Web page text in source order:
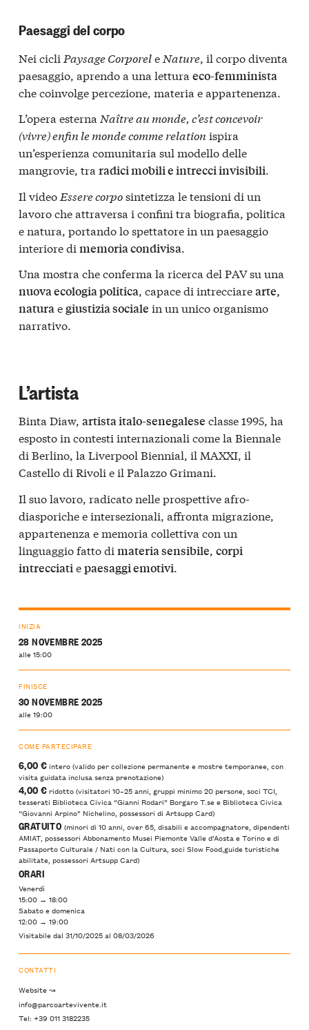
Paesaggi del corpo
Nei cicli Paysage Corporele Nature , il corpo diventa
paesaggio, aprendo a una lettura eco-femminista
che coinvolge percezione, materia e appartenenza.
L’opera esterna Naître au monde, c’est concevoir
(vivre) enfin le monde comme relation ispira
un’esperienza comunitaria sul modello delle
mangrovie, tra radici mobili e intrecci invisibili.
Il video Essere corposintetizza le tensioni di un
lavoro che attraversa i confini tra biografia, politica
e natura, portando lo spettatore in un paesaggio
interiore di memoria condivisa.
Una mostra che conferma la ricerca del PAV su una
nuova ecologia politica, capace di intrecciarearte,
naturaegiustizia sociale in un unico organismo
narrativo.
L’artista
Binta Diaw, artista italo-senegalese classe 1995, ha
esposto in contesti internazionali come la Biennale
di Berlino, la Liverpool Biennial, il MAXXI, il
Castello di Rivoli e il Palazzo Grimani.
Il suo lavoro, radicato nelle prospettive afro-
diasporiche e intersezionali, affronta migrazione,
appartenenza e memoria collettiva con un
linguaggio fatto di materia sensibile, corpi
intrecciatiepaesaggi emotivi.
INIZIA
28 NOVEMBRE 2025
alle 15:00
FINISCE
30 NOVEMBRE 2025
alle 19:00
COME PARTECIPARE
6,00 €intero (valido per collezione permanente e mostre temporanee, con
visita guidata inclusa senza prenotazione)
4,00 €ridotto (visitatori 10–25 anni, gruppi minimo 20 persone, soci TCI,
tesserati Biblioteca Civica “Gianni Rodari” Borgaro T.se e Biblioteca Civica
“Giovanni Arpino” Nichelino, possessori di Artsupp Card)
GRATUITO (minori di 10 anni, over 65, disabili e accompagnatore, dipendenti
AMIAT, possessori Abbonamento Musei Piemonte Valle d’Aosta e Torino e di
Passaporto Culturale / Nati con la Cultura, soci Slow Food,guide turistiche
abilitate, possessori Artsupp Card)
ORARI
Venerdì
15:00 → 18:00
Sabato e domenica
12:00 → 19:00
Visitabile dal 31/10/2025 al 08/03/2026
CONTATTI
Website ↝
info@parcoartevivente.it
Tel: +39 011 3182235